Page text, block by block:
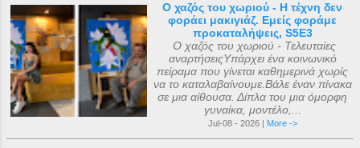
Ο χαζός του χωριού - Η τέχνη δεν
φοράει μακιγιάζ. Εμείς φοράμε
προκαταλήψεις, S5E3
Ο χαζός του χωριού - Τελευταίες
αναρτήσειςΥπάρχει ένα κοινωνικό
πείραμα που γίνεται καθημερινά χωρίς
να το καταλαβαίνουμε.Βάλε έναν πίνακα
σε μια αίθουσα. Δίπλα του μια όμορφη
γυναίκα, μοντέλο,...
Jul-08 - 2026 | More ->